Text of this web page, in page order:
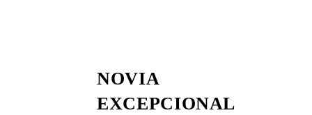
NOVIA
EXCEPCIONAL